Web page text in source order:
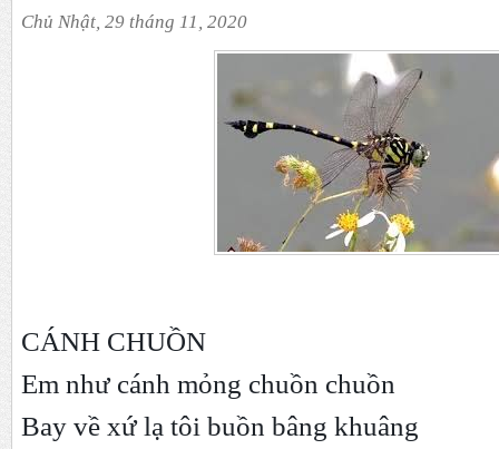
Chủ Nhật, 29 tháng 11, 2020
CÁNH CHUỒN
Em như cánh mỏng chuồn chuồn
Bay về xứ lạ tôi buồn bâng khuâng